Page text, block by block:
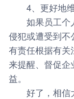
4、更好地维
如果员工个
侵犯或遭受到不
有责任根据有
来提醒、督促企
益。
好了，相信